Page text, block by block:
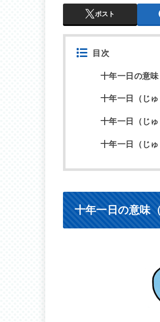
ポスト
目次
十年一日の意
十年一日（じ
十年一日（じ
十年一日（じ
十年一日の意味